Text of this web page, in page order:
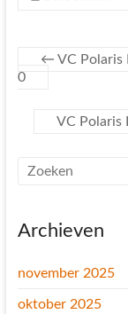
← VC Polaris
0
VC Polaris
Archieven
november 2025
oktober 2025